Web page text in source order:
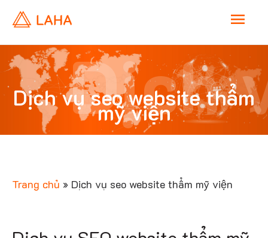
M
a
i
n
e
Dịch
seo
Dịch vụ seo website thẩm
mỹ viện
Trang chủ » Dịch vụ seo website thẩm mỹ viện